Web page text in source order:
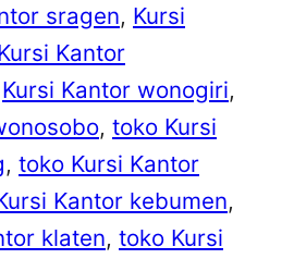
sragen, Kursi
Kantor
Kursi Kantor wonogiri
, toko Kursi
, toko Kursi Kantor
Kantor kebumen
klaten, toko Kursi